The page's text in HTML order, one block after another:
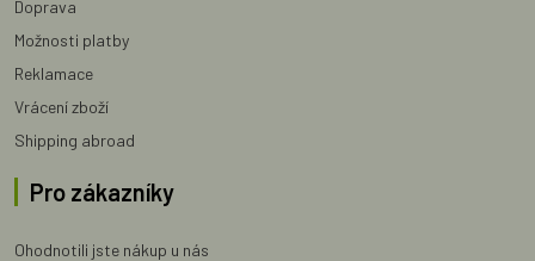
Doprava
Možnosti platby
Reklamace
Vrácení zboží
Shipping abroad
Pro zákazníky
Ohodnotili jste nákup u nás